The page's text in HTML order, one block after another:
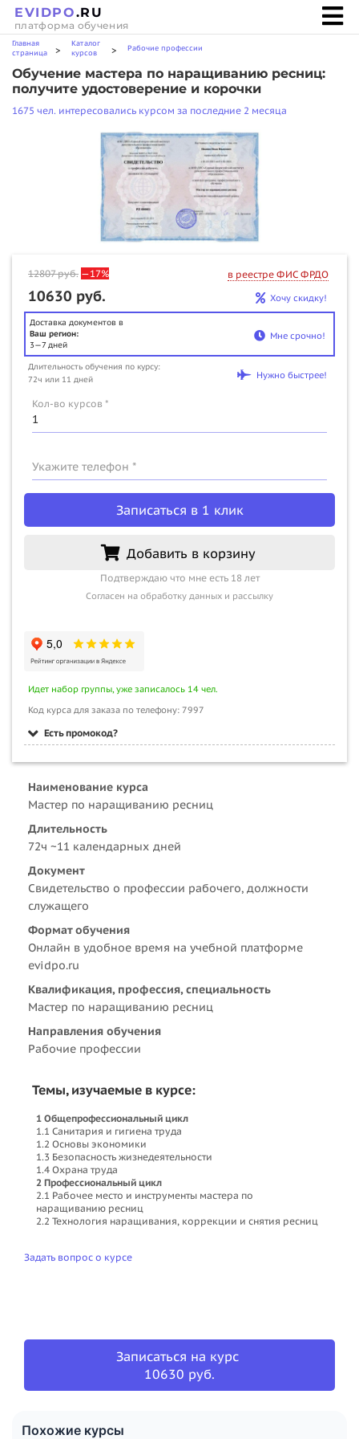
EVIDPO.RU
платформа обучения
Главная
страница
>
Каталог
курсов
> Рабочие профессии
Обучение мастера по наращиванию ресниц:
получите удостоверение и корочки
1675 чел. интересовались курсом за последние 2 месяца
12807руб. —17% в реестре ФИС ФРДО
10630 руб. Хочу скидку!
Доставка документов в
Ваш регион:
3—7 дней
Мне срочно!
Длительность обучения по курсу:
72ч или 11 дней
Нужно быстрее!
Кол-во курсов *
Укажите телефон *
Записаться в 1 клик
Добавить в корзину
Подтверждаю что мне есть 18 лет
Согласен на обработку данных и рассылку
Идет набор группы, уже записалось 14 чел.
Код курса для заказа по телефону: 7997
Есть промокод?
Наименование курса
Мастер по наращиванию ресниц
Длительность
72ч ~11 календарных дней
Документ
Свидетельство о профессии рабочего, должности
служащего
Формат обучения
Онлайн в удобное время на учебной платформе
evidpo.ru
Квалификация, профессия, специальность
Мастер по наращиванию ресниц
Направления обучения
Рабочие профессии
Темы, изучаемые в курсе:
1 Общепрофессиональный цикл
1.1 Санитария и гигиена труда
1.2 Основы экономики
1.3 Безопасность жизнедеятельности
1.4 Охрана труда
2 Профессиональный цикл
2.1 Рабочее место и инструменты мастера по
наращиванию ресниц
2.2 Технология наращивания, коррекции и снятия ресниц
Задать вопрос о курсе
Записаться на курс
10630 руб.
Похожие курсы